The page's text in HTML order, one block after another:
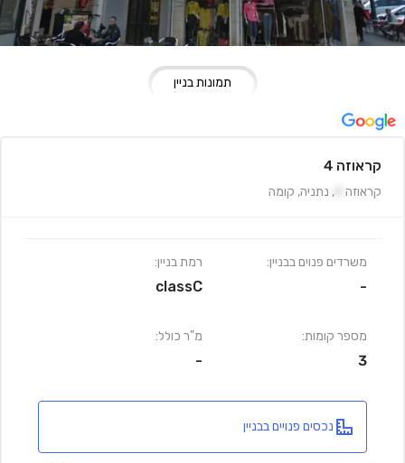
תמונות בניין
קראוזה 4
קראוזה , נתניה, קומה
משרדים פנוים בבניין:
-
מספר קומות:
3
רמת בניין:
classC
מ"ר כולל:
-
נכסים פנויים בבניין